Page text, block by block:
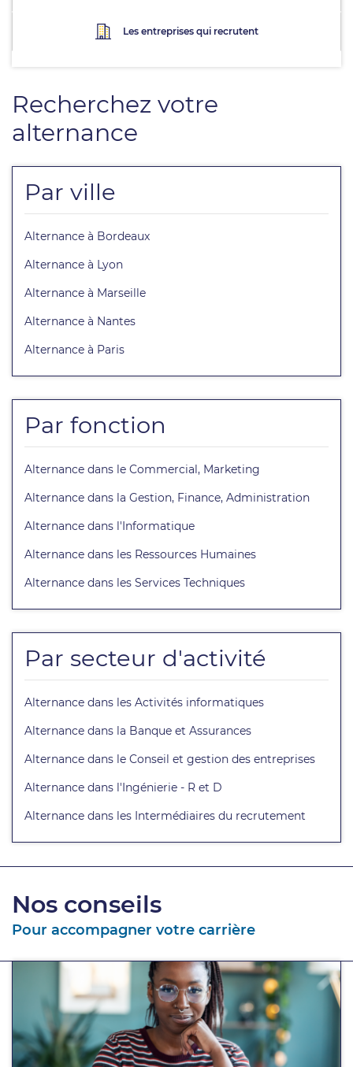
Les entreprises qui recrutent
Recherchez votre
alternance
Par ville
Alternance à Bordeaux
Alternance à Lyon
Alternance à Marseille
Alternance à Nantes
Alternance à Paris
Par fonction
Alternance dans le Commercial, Marketing
Alternance dans la Gestion, Finance, Administration
Alternance dans l'Informatique
Alternance dans les Ressources Humaines
Alternance dans les Services Techniques
Par secteur d'activité
Alternance dans les Activités informatiques
Alternance dans la Banque et Assurances
Alternance dans le Conseil et gestion des entreprises
Alternance dans l'Ingénierie - R et D
Alternance dans les Intermédiaires du recrutement
Nos conseils
Pour accompagner votre carrière